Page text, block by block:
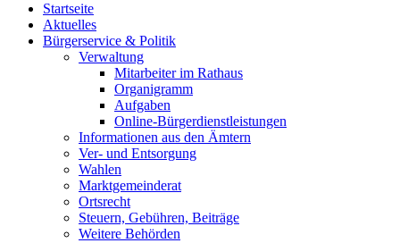
Startseite
Aktuelles
Bürgerservice & Politik
Verwaltung
Mitarbeiter im Rathaus
Organigramm
Aufgaben
Online-Bürgerdienstleistungen
Informationen aus den Ämtern
Ver- und Entsorgung
Wahlen
Marktgemeinderat
Ortsrecht
Steuern, Gebühren, Beiträge
Weitere Behörden